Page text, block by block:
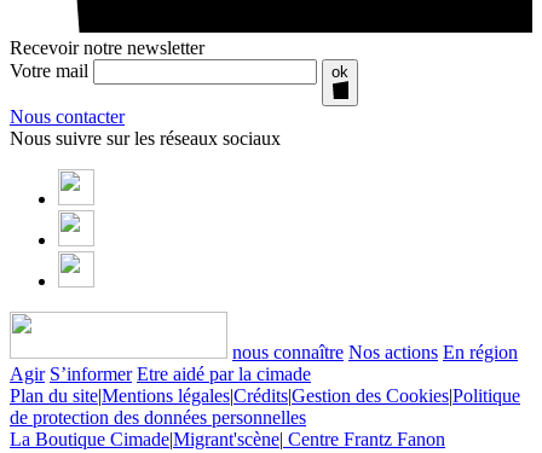
Recevoir notre newsletter
Votre mail
ok
Nous contacter
Nous suivre sur les réseaux sociaux
nous connaître Nos actions En région
Agir S’informer Etre aidé par la cimade
Plan du site|Mentions légales|Crédits|Gestion des Cookies|Politique
de protection des données personnelles
La Boutique Cimade|Migrant'scène| Centre Frantz Fanon